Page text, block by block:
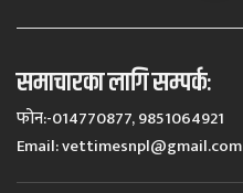
समाचारका लागि सम्पर्कः
फोन:-014770877, 9851064921
Email:vettimesnpl@gmail.com